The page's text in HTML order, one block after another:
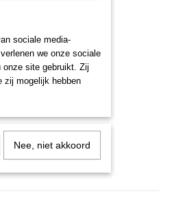
sociale media-
we onze sociale
onze site gebruikt. Zij
zij mogelijk hebben
Nee, niet akkoord